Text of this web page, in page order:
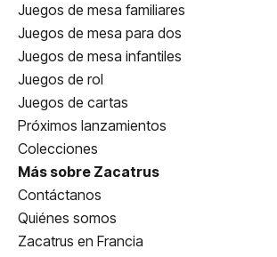
Juegos de mesa familiares
Juegos de mesa para dos
Juegos de mesa infantiles
Juegos de rol
Juegos de cartas
Próximos lanzamientos
Colecciones
Más sobre Zacatrus
Contáctanos
Quiénes somos
Zacatrus en Francia